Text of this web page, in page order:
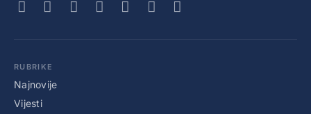
RUBRIKE
Najnovije
Vijesti